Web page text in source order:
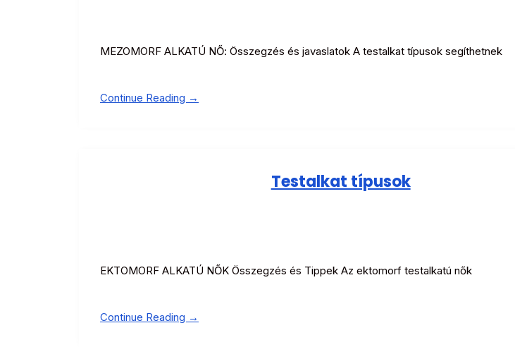
MEZOMORF ALKATÚ NŐ: Összegzés és javaslatok A testalkat típusok segíthetnek
Continue Reading →
Testalkat típusok
EKTOMORF ALKATÚ NŐK Összegzés és Tippek Az ektomorf testalkatú nők
Continue Reading →